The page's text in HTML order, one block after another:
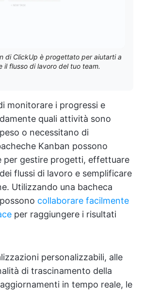
di ClickUp è progettato per aiutarti a
il flusso di lavoro del tuo team.
monitorare i progressi e
quali attività sono
o necessitano di
Kanban possono
per gestire progetti, effettuare
flussi di lavoro e semplificare
Utilizzando una bacheca
collaborare facilmente
per raggiungere i risultati
personalizzabili, alle
di trascinamento della
in tempo reale, le